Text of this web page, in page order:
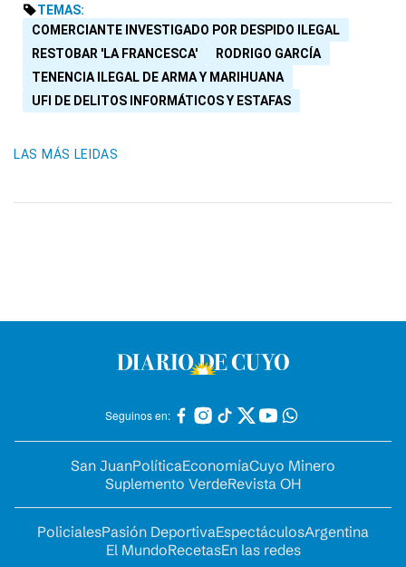
TEMAS:
COMERCIANTE INVESTIGADO POR DESPIDO ILEGAL
RESTOBAR 'LA FRANCESCA'
RODRIGO GARCÍA
TENENCIA ILEGAL DE ARMA Y MARIHUANA
UFI DE DELITOS INFORMÁTICOS Y ESTAFAS
LAS MÁS LEIDAS
Seguinos en:
San JuanPolíticaEconomíaCuyo Minero
Suplemento VerdeRevista OH
PolicialesPasión DeportivaEspectáculosArgentina
El MundoRecetasEn las redes